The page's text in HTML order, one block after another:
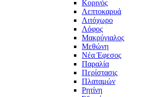
Κορινός
Λεπτοκαρυά
Λιτόχωρο
Λόφος
Μακρύγιαλος
Μεθώνη
Νέα Έφεσος
Παραλία
Περίστασις
Πλαταμών
Ρητίνη